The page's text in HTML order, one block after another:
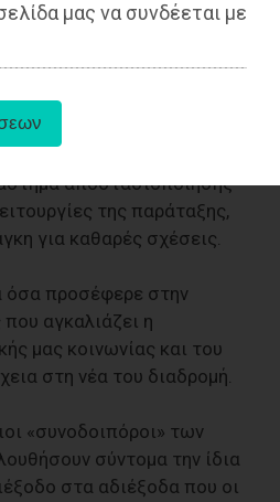
μας να συνδέεται με
επιλογή και
μας πορεία συνεχίζεται
και σχέδιο για τον
αποστασιοποίησης
της παράταξης,
για καθαρές σχέσεις.
όσα προσέφερε στην
αγκαλιάζει η
μας κοινωνίας και του
στη νέα του διαδρομή.
«συνοδοιπόροι» των
σύντομα την ίδια
στα αδιέξοδα που οι